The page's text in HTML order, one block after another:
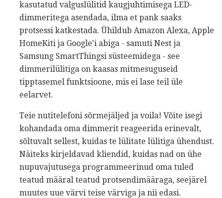
kasutatud valguslülitid kaugjuhtimisega LED-
dimmeritega asendada, ilma et pank saaks
protsessi katkestada. Ühildub Amazon Alexa, Apple
HomeKiti ja Google'i abiga - samuti Nest ja
Samsung SmartThingsi süsteemidega - see
dimmerilülitiga on kaasas mitmesuguseid
tipptasemel funktsioone, mis ei lase teil üle
eelarvet.
Teie nutitelefoni sõrmejäljed ja voila! Võite isegi
kohandada oma dimmerit reageerida erinevalt,
sõltuvalt sellest, kuidas te lülitate lülitiga ühendust.
Näiteks kirjeldavad kliendid, kuidas nad on ühe
nupuvajutusega programmeerinud oma tuled
teatud määral teatud protsendimääraga, seejärel
muutes uue värvi teise värviga ja nii edasi.